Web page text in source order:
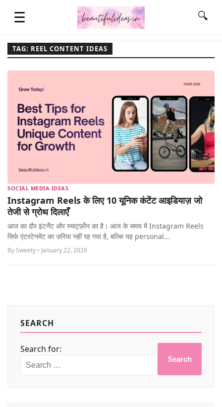
☰
LIFESTYLE
CONTACT NAME IDEAS
MORE
🔍
TAG: REEL CONTENT IDEAS
SOCIAL MEDIA IDEAS
Instagram Reels के लिए 10 यूनिक कंटेंट आइडियाज़ जो
तेजी से ग्रोथ दिलाएँ
आज का दौर इंटर्नेट और स्मार्ट्फ़ोन का है। आज के समय में Instagram Reels
सिर्फ एंटरटेनमेंट का ज़रिया नहीं रह गया है, बल्कि यह personal...
By Sweety • January 22, 2026
SEARCH
Search for:
Search